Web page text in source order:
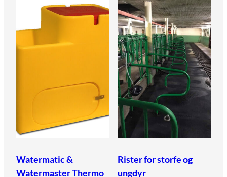
Watermatic &
Watermaster Thermo
Rister for storfe og
ungdyr